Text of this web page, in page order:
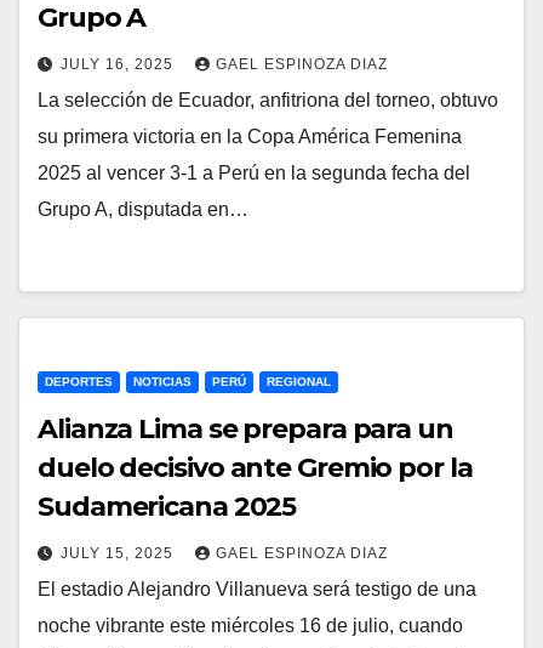
Grupo A
JULY 16, 2025 GAEL ESPINOZA DIAZ
La selección de Ecuador, anfitriona del torneo, obtuvo
su primera victoria en la Copa América Femenina
2025 al vencer 3‑1 a Perú en la segunda fecha del
Grupo A, disputada en…
DEPORTES NOTICIAS PERÚ REGIONAL
Alianza Lima se prepara para un
duelo decisivo ante Gremio por la
Sudamericana 2025
JULY 15, 2025 GAEL ESPINOZA DIAZ
El estadio Alejandro Villanueva será testigo de una
noche vibrante este miércoles 16 de julio, cuando